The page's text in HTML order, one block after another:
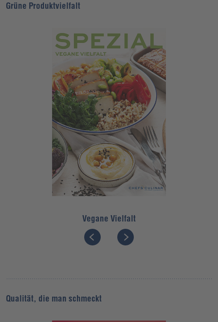
Grüne Produktvielfalt
Vegane Vielfalt
Qualität, die man schmeckt